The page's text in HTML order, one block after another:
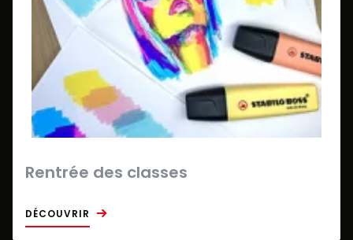
Rentrée des classes
DÉCOUVRIR